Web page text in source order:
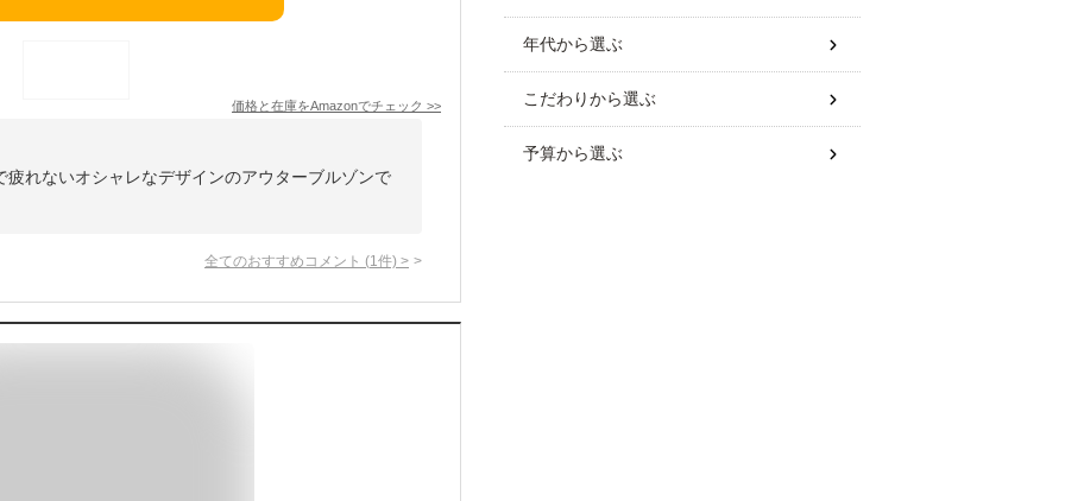
価格と在庫をAmazonでチェック >>
れないオシャレなデザインのアウターブルゾンで
全てのおすすめコメント (1 件) >
年代から選ぶ
こだわりから選ぶ
予算から選ぶ